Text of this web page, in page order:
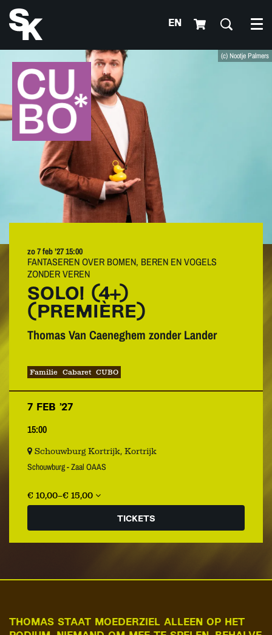
EN
(c) Nootje Palmers
SOLO! (4+)
(PREMIÈRE)
Thomas Van Caeneghem zonder Lander
FANTASEREN OVER BOMEN, BEREN EN VOGELS
ZONDER VEREN
zo 7 feb ’2715:00
Familie Cabaret CUBO
7 FEB ’27
15:00
Schouwburg Kortrijk, Kortrijk
Schouwburg - Zaal OAAS
€ 10,00–€ 15,00
TICKETS
THOMAS STAAT MOEDERZIEL ALLEEN OP HET